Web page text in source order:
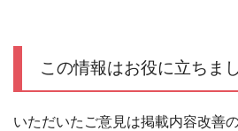
この情報はお役に立ちま
いただいたご意見は掲載内容改善